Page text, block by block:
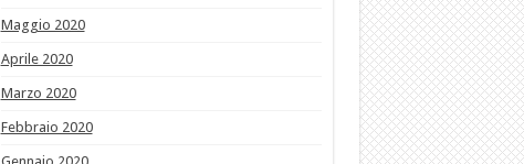
Maggio 2020
Aprile 2020
Marzo 2020
Febbraio 2020